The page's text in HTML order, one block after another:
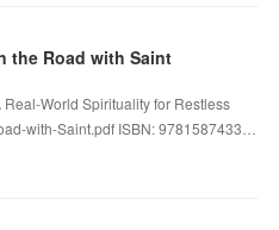
the Road with Saint
World Spirituality for Restless
with-Saint.pdf ISBN: 9781587433…